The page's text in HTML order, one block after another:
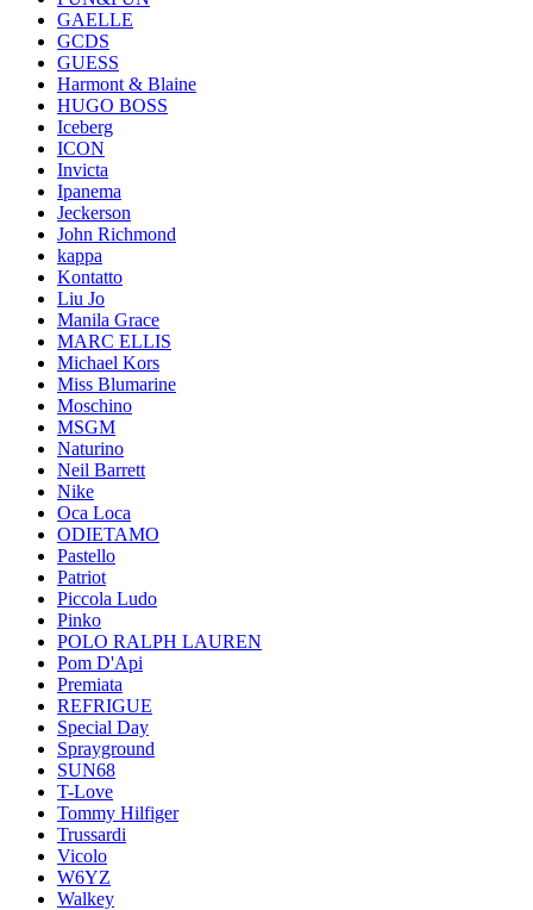
GAELLE
GCDS
GUESS
Harmont & Blaine
HUGO BOSS
Iceberg
ICON
Invicta
Ipanema
Jeckerson
John Richmond
kappa
Kontatto
Liu Jo
Manila Grace
MARC ELLIS
Michael Kors
Miss Blumarine
Moschino
MSGM
Naturino
Neil Barrett
Nike
Oca Loca
ODIETAMO
Pastello
Patriot
Piccola Ludo
Pinko
POLO RALPH LAUREN
Pom D'Api
Premiata
REFRIGUE
Special Day
Sprayground
SUN68
T-Love
Tommy Hilfiger
Trussardi
Vicolo
W6YZ
Walkey